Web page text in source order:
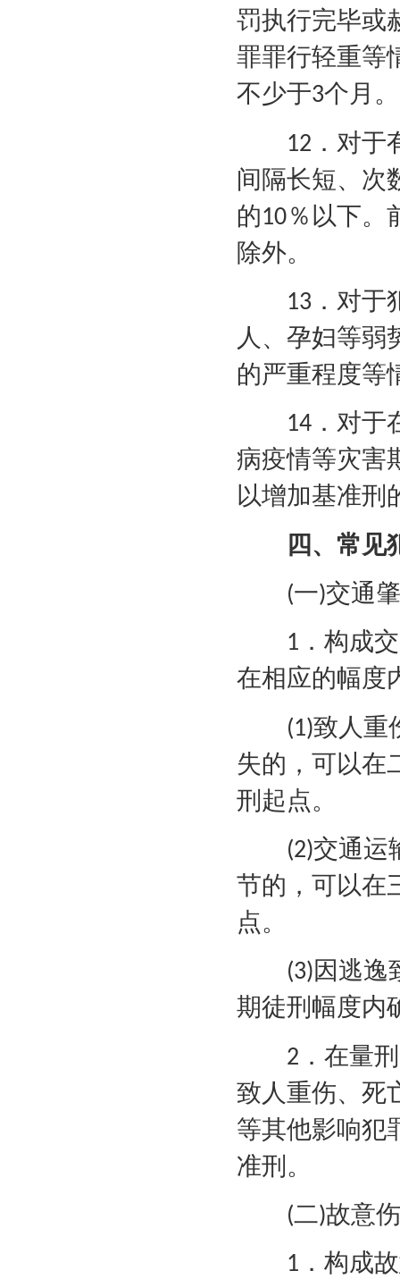
罚执行完毕或
罪罪行轻重等
不少于3个月。
12 ．对
间隔长短、次
的10％以下。
除外。
13 ．对
人、孕妇等弱
的严重程度等
14 ．对
病疫情等灾害
以增加基准刑
四、常见
(一)交通
1 ．构成
在相应的幅度
(1)致人重
失的，可以在
刑起点。
(2)交通运
节的，可以在
点。
(3)因逃逸
期徒刑幅度内
2 ．在量
致人重伤、死
等其他影响犯
准刑。
(二)故意
1 ．构成